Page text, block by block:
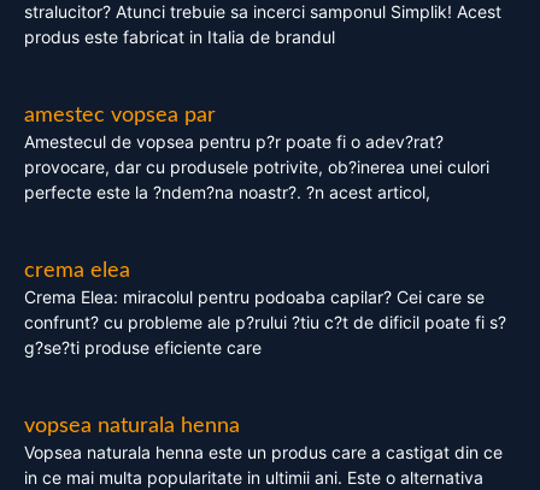
stralucitor? Atunci trebuie sa incerci samponul Simplik! Acest
produs este fabricat in Italia de brandul
amestec vopsea par
Amestecul de vopsea pentru p?r poate fi o adev?rat?
provocare, dar cu produsele potrivite, ob?inerea unei culori
perfecte este la ?ndem?na noastr?. ?n acest articol,
crema elea
Crema Elea: miracolul pentru podoaba capilar? Cei care se
confrunt? cu probleme ale p?rului ?tiu c?t de dificil poate fi s?
g?se?ti produse eficiente care
vopsea naturala henna
Vopsea naturala henna este un produs care a castigat din ce
in ce mai multa popularitate in ultimii ani. Este o alternativa